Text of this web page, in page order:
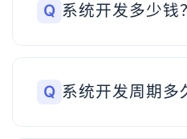
Q 系统开发多少钱？
Q 系统开发周期多